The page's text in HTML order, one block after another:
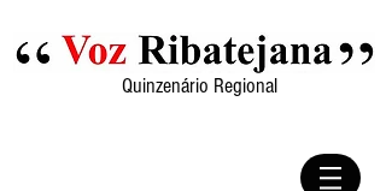
Quinzenário Regional